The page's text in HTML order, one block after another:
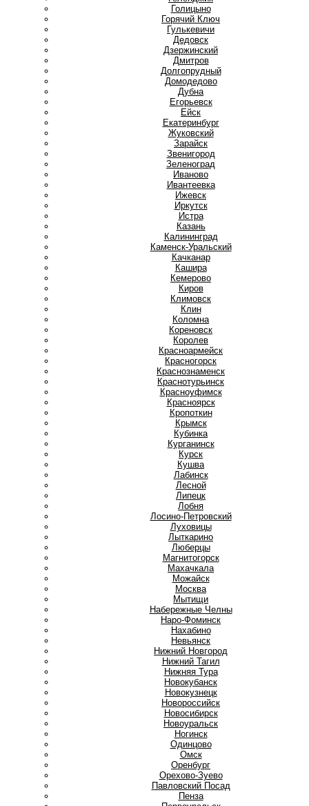
Голицыно
Горячий Ключ
Гулькевичи
Дедовск
Дзержинский
Дмитров
Долгопрудный
Домодедово
Дубна
Егорьевск
Ейск
Екатеринбург
Жуковский
Зарайск
Звенигород
Зеленоград
Иваново
Ивантеевка
Ижевск
Иркутск
Истра
Казань
Калининград
Каменск-Уральский
Качканар
Кашира
Кемерово
Киров
Климовск
Клин
Коломна
Кореновск
Королев
Красноармейск
Красногорск
Краснознаменск
Краснотурьинск
Красноуфимск
Красноярск
Кропоткин
Крымск
Кубинка
Курганинск
Курск
Кушва
Лабинск
Лесной
Липецк
Лобня
Лосино-Петровский
Луховицы
Лыткарино
Люберцы
Магнитогорск
Махачкала
Можайск
Москва
Мытищи
Набережные Челны
Наро-Фоминск
Нахабино
Невьянск
Нижний Новгород
Нижний Тагил
Нижняя Тура
Новокубанск
Новокузнецк
Новороссийск
Новосибирск
Новоуральск
Ногинск
Одинцово
Омск
Оренбург
Орехово-Зуево
Павловский Посад
Пенза